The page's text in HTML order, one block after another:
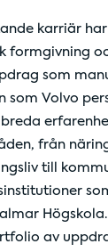
karriär
formgivning
som
som Volvo
breda
från
till
av